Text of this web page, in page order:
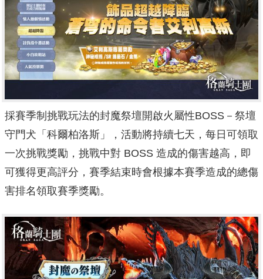
採賽季制挑戰玩法的封魔祭壇開啟火屬性BOSS－祭壇
守門犬「科爾柏洛斯」，活動將持續七天，每日可領取
一次挑戰獎勵，挑戰中對 BOSS 造成的傷害越高，即
可獲得更高評分，賽季結束時會根據本賽季造成的總傷
害排名領取賽季獎勵。